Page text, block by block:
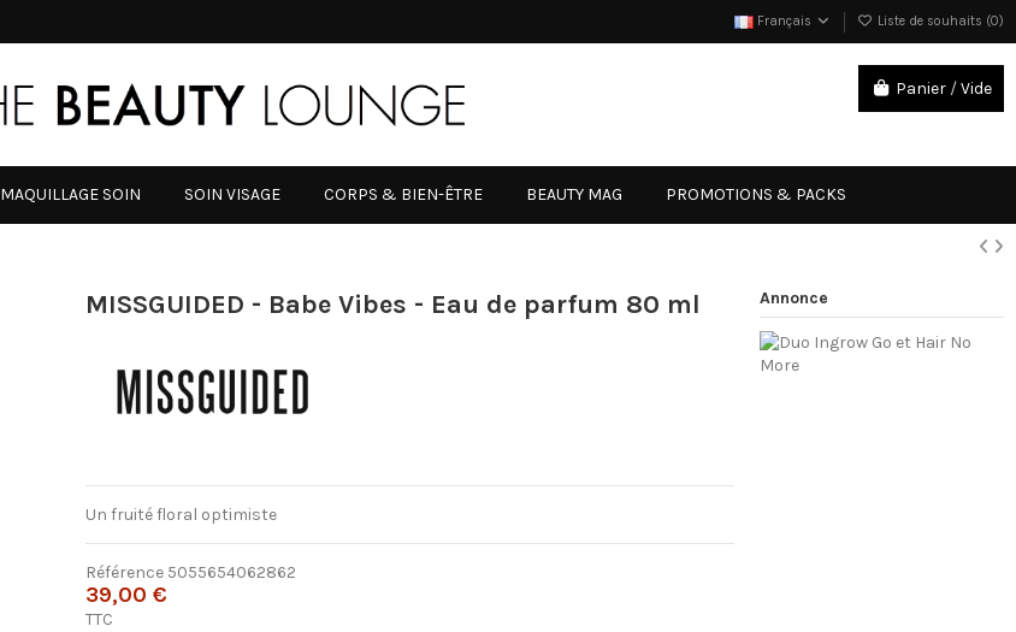
Français Liste de souhaits (0)
Panier /Vide
MAQUILLAGE SOIN SOIN VISAGE CORPS & BIEN-ÊTRE BEAUTY MAG PROMOTIONS & PACKS
MISSGUIDED - Babe Vibes - Eau de parfum 80 ml
Un fruité floral optimiste
Référence 5055654062862
39,00 €
TTC
Annonce